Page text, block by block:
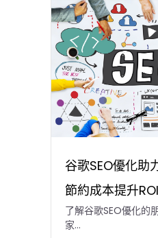
谷歌SEO優化助
節約成本提升ROI
了解谷歌SEO優化的
家...